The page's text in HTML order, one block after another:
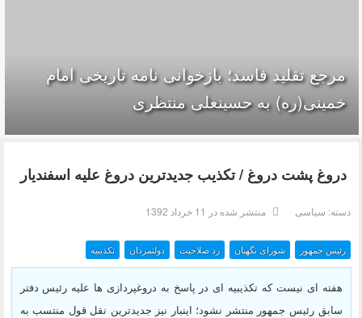
مرجع تقلید فاسد؛ بازخوانی نامه تاریخی امام
خمینی(ره) به حسینعلی منتظری
دروغ پشت دروغ / تکذیب جدیدترین دروغ علیه اسفندیار
دسته: سیاسی منتشر شده در 11 خرداد 1392
رئیس جمهور شورای نگهبان رد صلاحیت دولتمردان تکذیبیه
هفته ای نیست که تکذیبیه ای در پاسخ به دروغپردازی ها علیه رئیس دفتر
سابق رئیس جمهور منتشر نشود؛ اینبار نیز جدیدترین نقل قول منتسب به